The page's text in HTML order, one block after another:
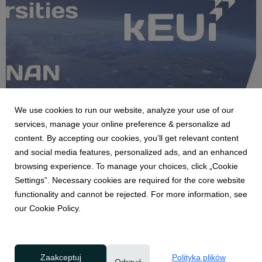
AKTUALNOŚCI
Poznań centrum europejskiej debaty o
przyszłości uczelni
15 maja 2026
20 maja br. na Politechnice Poznańskiej liderzy edukacji z całej
Europy będą dyskutować o przyszłości współpracy
akademickiej w Unii Europejskiej. III Konferencja
We use cookies to run our website, analyze your use of our
services, manage your online preference & personalize ad
content. By accepting our cookies, you’ll get relevant content
and social media features, personalized ads, and an enhanced
browsing experience. To manage your choices, click „Cookie
Settings”. Necessary cookies are required for the core website
functionality and cannot be rejected. For more information, see
our Cookie Policy.
Zaakceptuj Polityka plików